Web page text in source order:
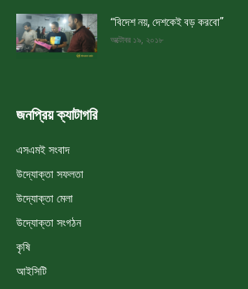
“বিদেশ নয়, দেশকেই বড় করবো”
অক্টোবর ১৯, ২০১৮
জনপ্রিয় ক্যাটাগরি
এসএমই সংবাদ
উদ্যোক্তা সফলতা
উদ্যোক্তা মেলা
উদ্যোক্তা সংগঠন
কৃষি
আইসিটি